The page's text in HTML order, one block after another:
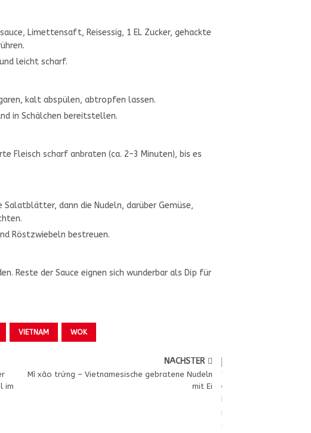
Limettensaft, Reisessig, 1 EL Zucker, gehackte
leicht scharf.
kalt abspülen, abtropfen lassen.
in Schälchen bereitstellen.
Fleisch scharf anbraten (ca. 2–3 Minuten), bis es
Salatblätter, dann die Nudeln, darüber Gemüse,
Röstzwiebeln bestreuen.
Reste der Sauce eignen sich wunderbar als Dip für
VIETNAM WOK
im
NÄCHSTER
Mì xào trứng – Vietnamesische gebratene Nudeln
mit Ei